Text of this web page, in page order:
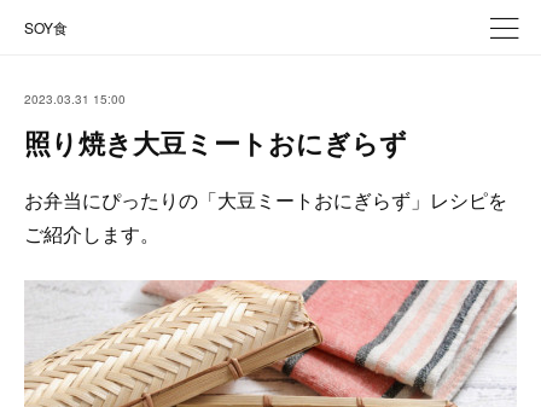
SOY食
2023.03.31 15:00
照り焼き大豆ミートおにぎらず
お弁当にぴったりの「大豆ミートおにぎらず」レシピを
ご紹介します。